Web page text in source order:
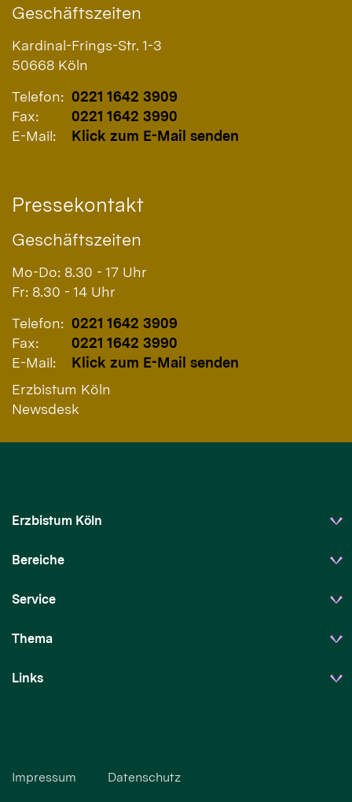
Geschäftszeiten
Kardinal-Frings-Str. 1-3
50668 Köln
Telefon: 0221 1642 3909
Fax:
0221 1642 3990
E-Mail:
Klick zum E-Mail senden
Pressekontakt
Geschäftszeiten
Mo-Do: 8.30 - 17 Uhr
Fr: 8.30 - 14 Uhr
Telefon: 0221 1642 3909
Fax:
0221 1642 3990
E-Mail:
Klick zum E-Mail senden
Erzbistum Köln
Newsdesk
Erzbistum Köln
Bereiche
Service
Thema
Links
Impressum Datenschutz